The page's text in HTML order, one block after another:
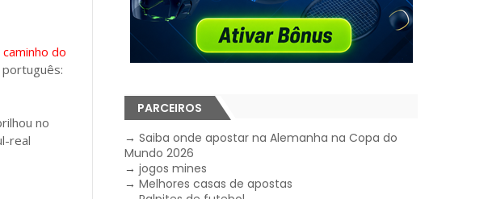
do
no
real
PARCEIROS
→Saiba onde apostar na Alemanha na Copa do
Mundo 2026
→jogos mines
→Melhores casas de apostas